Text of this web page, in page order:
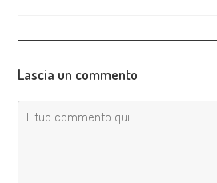
Lascia un commento
Commento